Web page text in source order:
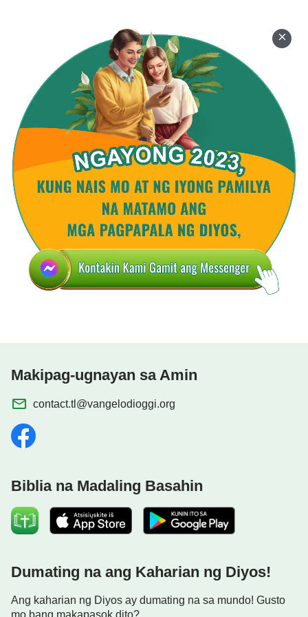
na rin siyang tuparin ang kanyang pinapangarap na
kaharian sa langit.
Ang ilang materyal sa video na ito ay galing sa:
Hawk Sound
http://www.orangefreesounds.com/hawk-sound/
) by
thecluegeek /CC BY 3.0
(https://creativecommons.org/licenses/by/3.0/
Makipag-ugnayan sa Amin
contact.tl@vangelodioggi.org
Biblia na Madaling Basahin
Dumating na ang Kaharian ng Diyos!
Ang kaharian ng Diyos ay dumating na sa mundo! Gusto
mo bang makapasok dito?